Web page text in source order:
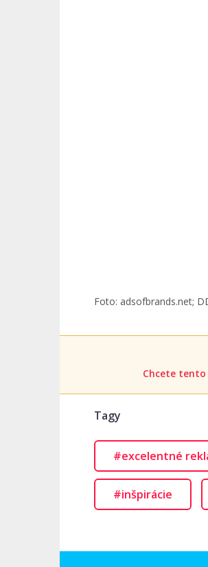
Foto: adsofbrands.net;
Chcete
Tagy
#excelentné
#inšpirácie